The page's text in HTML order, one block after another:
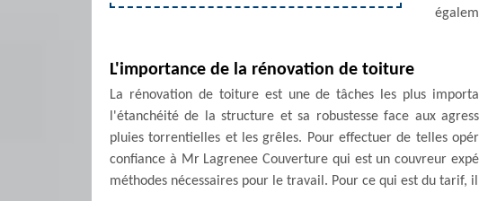
L'importance de la rénovation de toiture
La rénovation de toiture est une de tâches les plus
l'étanchéité de la structure et sa robustesse face aux
pluies torrentielles et les grêles. Pour effectuer de telles
confiance à Mr Lagrenee Couverture qui est un couvreur
méthodes nécessaires pour le travail. Pour ce qui est du tarif,